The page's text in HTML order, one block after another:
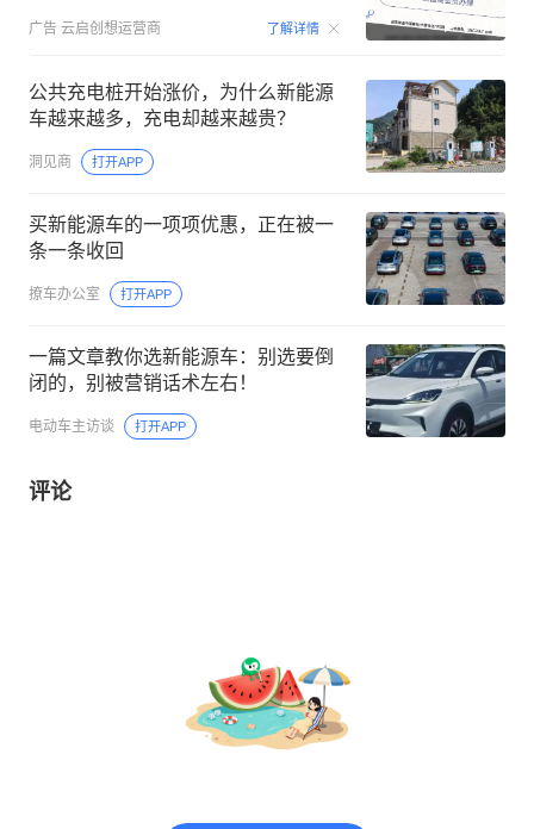
广告 云启创想运营商 了解详情 00:15
公共充电桩开始涨价，为什么新能源
车越来越多，充电却越来越贵？
洞见商 打开APP
买新能源车的一项项优惠，正在被一
条一条收回
撩车办公室 打开APP
一篇文章教你选新能源车：别选要倒
闭的，别被营销话术左右！
电动车主访谈 打开APP
评论